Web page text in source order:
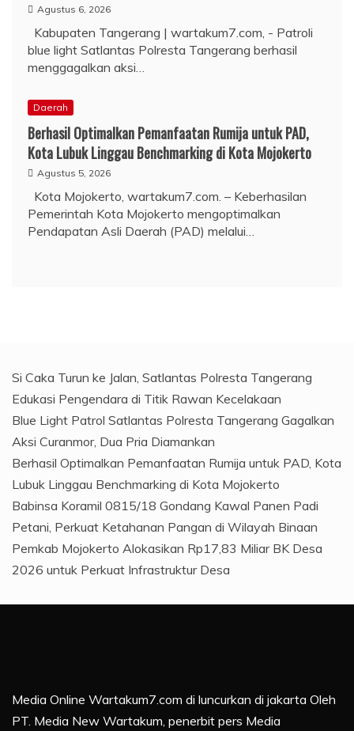
Agustus 6, 2026
Kabupaten Tangerang | wartakum7.com, - Patroli
blue light Satlantas Polresta Tangerang berhasil
menggagalkan aksi…
Daerah
Berhasil Optimalkan Pemanfaatan Rumija untuk PAD,
Kota Lubuk Linggau Benchmarking di Kota Mojokerto
Agustus 5, 2026
Kota Mojokerto, wartakum7.com. – Keberhasilan
Pemerintah Kota Mojokerto mengoptimalkan
Pendapatan Asli Daerah (PAD) melalui…
Si Caka Turun ke Jalan, Satlantas Polresta Tangerang
Edukasi Pengendara di Titik Rawan Kecelakaan
Blue Light Patrol Satlantas Polresta Tangerang Gagalkan
Aksi Curanmor, Dua Pria Diamankan
Berhasil Optimalkan Pemanfaatan Rumija untuk PAD, Kota
Lubuk Linggau Benchmarking di Kota Mojokerto
Babinsa Koramil 0815/18 Gondang Kawal Panen Padi
Petani, Perkuat Ketahanan Pangan di Wilayah Binaan
Pemkab Mojokerto Alokasikan Rp17,83 Miliar BK Desa
2026 untuk Perkuat Infrastruktur Desa
Media Online Wartakum7.com di luncurkan di jakarta Oleh
PT. Media New Wartakum, penerbit pers Media